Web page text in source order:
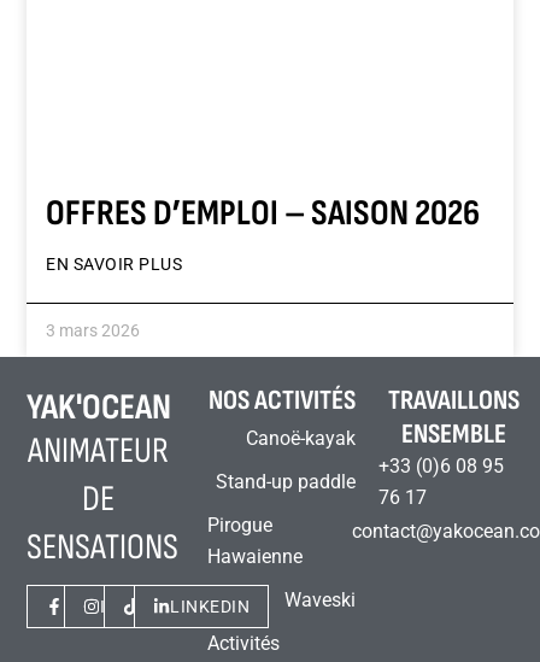
OFFRES D’EMPLOI – SAISON 2026
EN SAVOIR PLUS
3 mars 2026
YAK'OCEAN
ANIMATEUR
DE
SENSATIONS
FACEBOOK
INSTAGRAM
TIKTOK
LINKEDIN
NOS ACTIVITÉS
Canoë-kayak
Stand-up paddle
Pirogue
Hawaienne
Waveski
Activités
TRAVAILLONS
ENSEMBLE
+33 (0)6 08 95
76 17